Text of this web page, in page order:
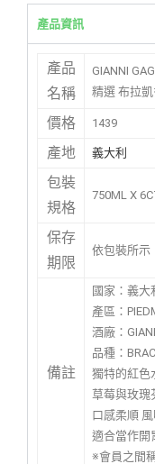
產品資訊
產品
名稱
GIANNI
精選 布拉
價格 1439
產地 義大利
包裝
規格
750ML X
保存
期限
依包裝所示
備註
國家：義大
產區：
酒廠：
品種：
獨特的紅色
草莓與玫瑰
口感柔順
適合當作開
※會員之間